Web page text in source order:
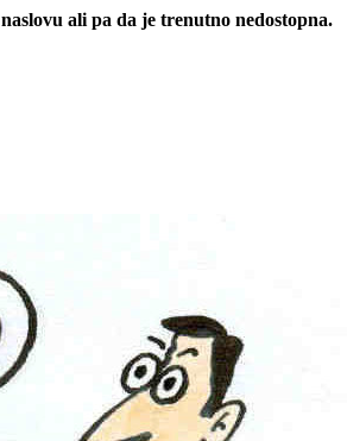
ali pa da je trenutno nedostopna.